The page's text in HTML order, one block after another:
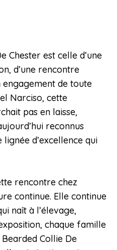
Chester est celle d’une
d’une rencontre
de toute
Narciso, cette
pas en laisse,
reconnus
lignée d’excellence qui
rencontre chez
continue. Elle continue
naît à l’élevage,
chaque famille
Collie De